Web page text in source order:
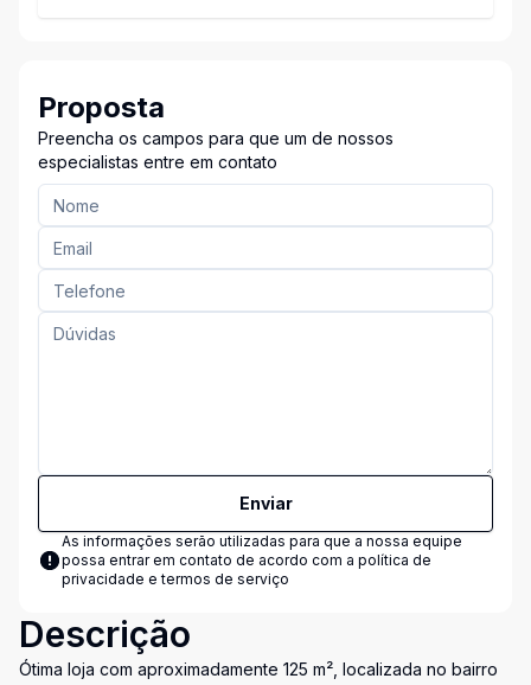
Proposta
Preencha os campos para que um de nossos
especialistas entre em contato
Enviar
As informações serão utilizadas para que a nossa equipe
possa entrar em contato de acordo com a política de
privacidade e termos de serviço
Descrição
Ótima loja com aproximadamente 125 m², localizada no bairro